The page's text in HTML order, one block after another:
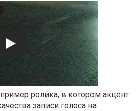
ролика, в котором акцент
записи голоса на